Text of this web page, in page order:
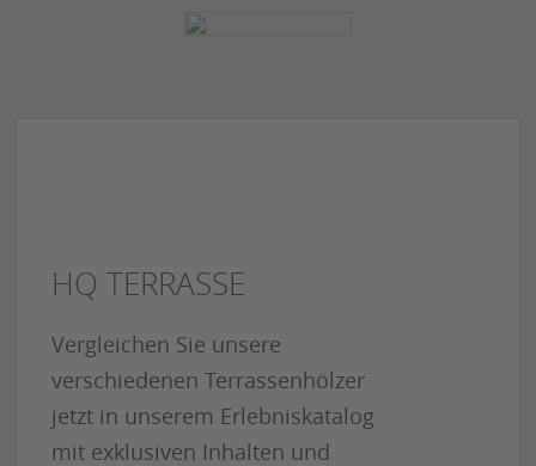
HQ TERRASSE
Vergleichen Sie unsere
verschiedenen Terrassenhölzer
jetzt in unserem Erlebniskatalog
mit exklusiven Inhalten und